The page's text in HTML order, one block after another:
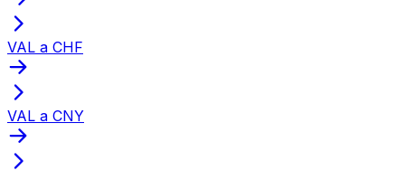
VAL a CHF
VAL a CNY